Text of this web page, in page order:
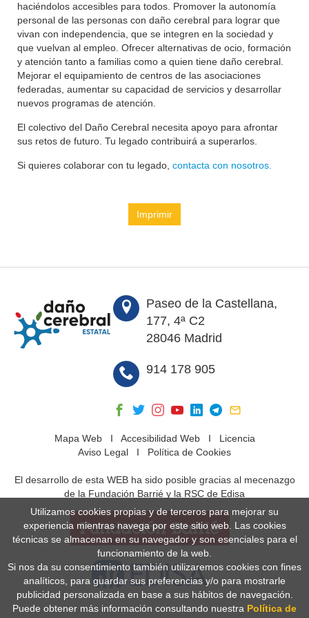
haciéndolos accesibles para todos. Promover la autonomía
personal de las personas con daño cerebral para lograr que
vivan con independencia, que se integren en la sociedad y
que vuelvan al empleo. Ofrecer alternativas de ocio, formación
y atención tanto a familias como a quien tiene daño cerebral.
Mejorar el equipamiento de centros de las asociaciones
federadas, aumentar su capacidad de servicios y desarrollar
nuevos programas de atención.
El colectivo del Daño Cerebral necesita apoyo para afrontar
sus retos de futuro. Tu legado contribuirá a superarlos.
Si quieres colaborar con tu legado, contacta con nosotros.
Imprimir
Paseo de la Castellana,
177, 4ª C2
28046 Madrid
914 178 905
Mapa WebI Accesibilidad WebI Licencia
Aviso Legal I Política de Cookies
El desarrollo de esta WEB ha sido posible gracias al mecenazgo
de la Fundación Barrié y la RSC de Edisa
Utilizamos cookies propias y de terceros para mejorar su
experiencia mientras navega por este sitio web. Las cookies
técnicas se almacenan en su navegador y son esenciales para el
funcionamiento de la web.
Si nos da su consentimiento también utilizaremos cookies con fines
analíticos, para guardar sus preferencias y/o para mostrarle
publicidad personalizada en base a sus hábitos de navegación.
Puede obtener más información consultando nuestra Política de